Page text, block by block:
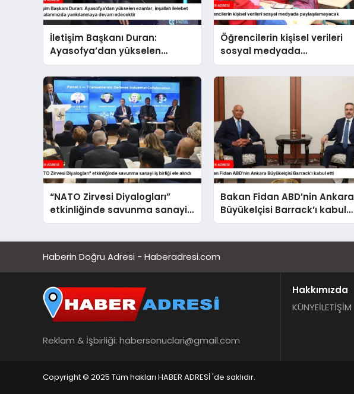
İletişim Başkanı Duran:
Ayasofya’dan yükselen
ezanlar, inşallah ilelebet
semalarımızda yankılanmaya
devam edecektir
Öğrencilerin kişisel verileri
sosyal medyada
paylaşılamayacak
“NATO Zirvesi Diyalogları”
etkinliğinde savunma sanayi
iş birliği ele alındı
Bakan Fidan ABD’nin Ankara
Büyükelçisi Barrack’ı kabul
etti
Haberin Doğru Adresi - Haberadresi.com
Reklam & İşbirliği: habersonuclari@gmail.com
Hakkımızda
KÜNYEİLETİŞİM
Copyright © 2025 Tüm hakları HABER ADRESİ 'de saklıdır.